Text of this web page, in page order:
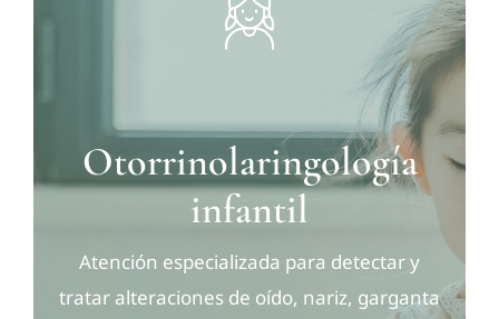
Otorrinolaringología
infantil
Atención especializada para detectar y
tratar alteraciones de oído, nariz, garganta